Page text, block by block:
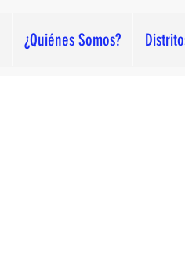
¿Quiénes Somos?